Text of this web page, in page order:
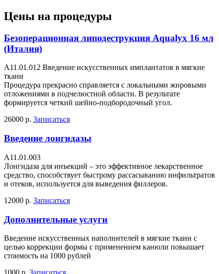
Цены на процедуры
Безоперационная липодеструкция Aqualyx 16 мл
(Италия)
А11.01.012 Введение искусственных имплантатов в мягкие
ткани
Процедура прекрасно справляется с локальными жировыми
отложениями в подчелюстной области. В результате
формируется четкий шейно-подбородочный угол.
26000 р. Записаться
Введение лонгидазы
А11.01.003
Лонгидаза для инъекций – это эффективное лекарственное
средство, способствует быстрому рассасыванию инфильтратов
и отеков, используется для выведения филлеров.
12000 р. Записаться
Дополнительные услуги
Введение искусственных наполнителей в мягкие ткани с
целью коррекции формы с применением канюли повышает
стоимость на 1000 рублей